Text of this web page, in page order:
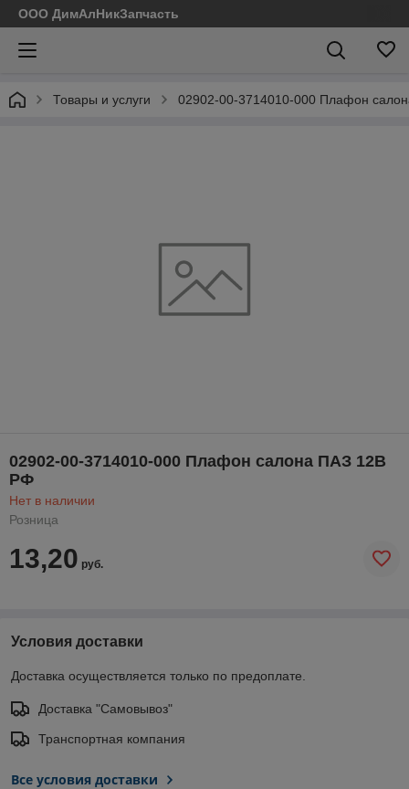
ООО ДимАлНикЗапчасть
Товары и услуги 02902-00-3714010-000 Плафон
02902-00-3714010-000 Плафон салона ПАЗ 12В
РФ
Нет в наличии
Розница
13,20 руб.
Условия доставки
Доставка осуществляется только по предоплате.
Доставка "Самовывоз"
Транспортная компания
Все условия доставки